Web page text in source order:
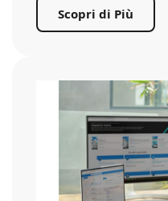
Scopri di Più